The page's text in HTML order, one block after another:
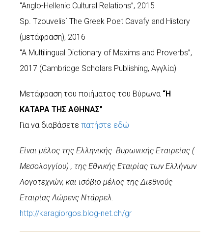
“Anglo-Hellenic Cultural Relations”, 2015
Sp. Tzouvelis΄ The Greek Poet Cavafy and History
(μετάφραση), 2016
“A Multilingual Dictionary of Maxims and Proverbs”,
2017 (Cambridge Scholars Publishing, Αγγλία)
Mετάφραση του ποιήματος του Βύρωνα “Η
ΚΑΤΑΡΑ ΤΗΣ ΑΘΗΝΑΣ”
Για να διαβάσετε πατήστε εδώ
Είναι μέλος της Ελληνικής Βυρωνικής Εταιρείας (
Μεσολογγίου) , της Εθνικής Εταιρίας των Ελλήνων
Λογοτεχνών, και ισόβιο μέλος της Διεθνούς
Εταιρίας Λώρενς Ντάρρελ.
http://karagiorgos.blog-net.ch/gr